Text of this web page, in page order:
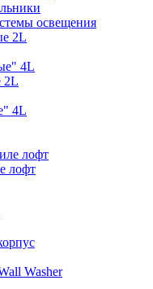
освещения
2L
4L
2L
4L
лофт
Washer